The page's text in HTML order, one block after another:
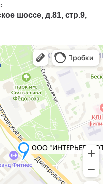
шоссе, д.81, стр.9,